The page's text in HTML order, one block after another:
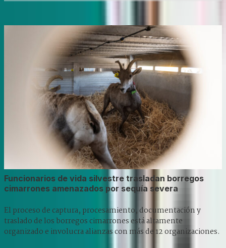
Funcionarios de vida silvestre trasladan borregos
cimarrones amenazados por sequía severa
El proceso de captura, procesamiento, documentación y
traslado de los borregos cimarrones está altamente
organizado e involucra alianzas con más de 12 organizaciones.